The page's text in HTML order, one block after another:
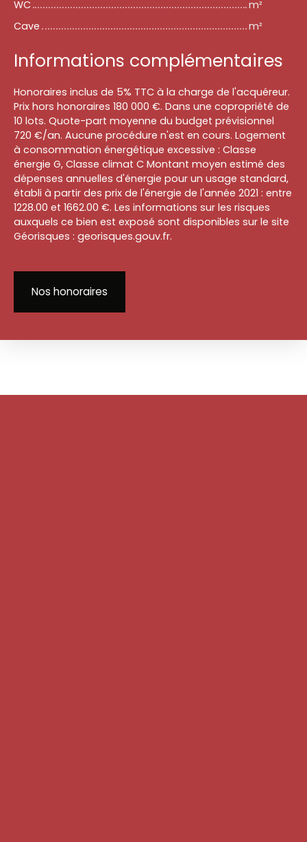
WC
m²
Cave
m²
Informations complémentaires
Honoraires inclus de 5% TTC à la charge de l'acquéreur.
Prix hors honoraires 180 000 €. Dans une copropriété de
10 lots. Quote-part moyenne du budget prévisionnel
720 €/an. Aucune procédure n'est en cours. Logement
à consommation énergétique excessive : Classe
énergie G, Classe climat C Montant moyen estimé des
dépenses annuelles d'énergie pour un usage standard,
établi à partir des prix de l'énergie de l'année 2021 : entre
1228.00 et 1662.00 €. Les informations sur les risques
auxquels ce bien est exposé sont disponibles sur le site
Géorisques : georisques.gouv.fr.
Nos honoraires